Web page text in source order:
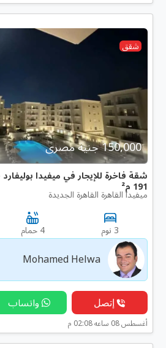
شقق
150,000 جنية مصرى
شقة فاخرة للإيجار في ميفيدا
191 م²
ميفيدا القاهرة القاهرة الجديدة
3 نوم 4 حمام
Mohamed Helwa
إتصل واتساب
أغسطس 08 ساعه 02:08 م